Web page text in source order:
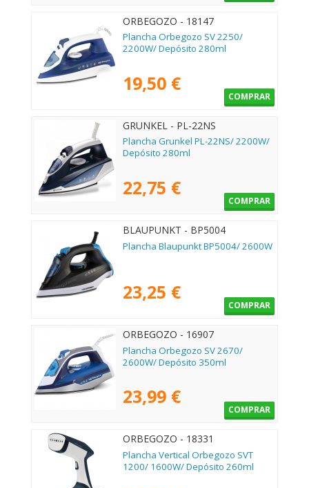
ORBEGOZO - 18147
Plancha Orbegozo SV 2250/
2200W/ Depósito 280ml
19,50 €
COMPRAR
GRUNKEL - PL-22NS
Plancha Grunkel PL-22NS/ 2200W/
Depósito 280ml
22,75 €
COMPRAR
BLAUPUNKT - BP5004
Plancha Blaupunkt BP5004/ 2600W
23,25 €
COMPRAR
ORBEGOZO - 16907
Plancha Orbegozo SV 2670/
2600W/ Depósito 350ml
23,99 €
COMPRAR
ORBEGOZO - 18331
Plancha Vertical Orbegozo SVT
1200/ 1600W/ Depósito 260ml